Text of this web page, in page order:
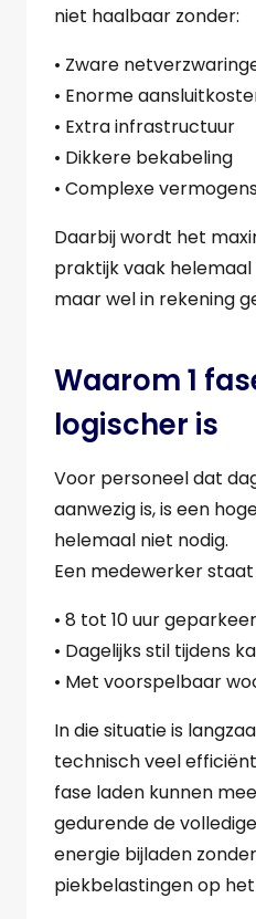
niet haalbaar zonder:
• Zware
• Enorme
• Extra infrastructuur
• Dikkere bekabeling
• Complexe
Daarbij wordt het
praktijk vaak
maar wel in rekening
Waarom 1
logischer is
Voor personeel dat
aanwezig is, is een
helemaal niet nodig.
Een medewerker
• 8 tot 10 uur
• Dagelijks stil tijdens
• Met voorspelbaar
In die situatie is
technisch veel
fase laden kunnen
gedurende de
energie bijladen
piekbelastingen op